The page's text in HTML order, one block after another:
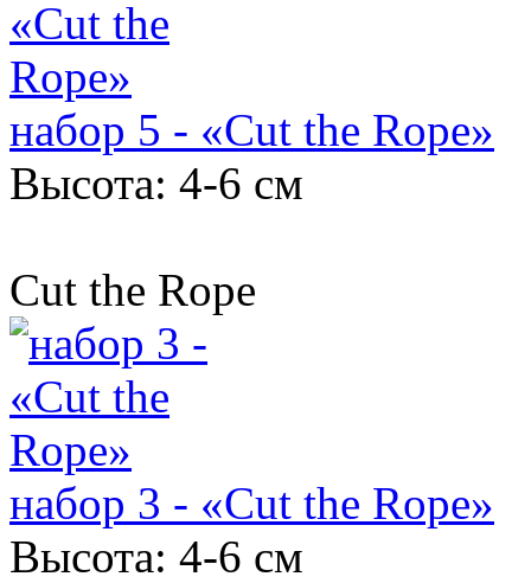
набор 5 - «Cut the Rope»
Высота: 4-6 см
Cut the Rope
набор 3 - «Cut the Rope»
Высота: 4-6 см